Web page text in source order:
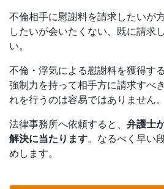
不倫相手に慰謝料を請求したいが
したいが会いたくない、既に請求
い。
不倫・浮気による慰謝料を獲得す
強制力を持って相手方に請求すべ
れを行うのは容易ではありません。
法律事務所へ依頼すると、 弁護士
解決に当たります。なるべく早い
めします。